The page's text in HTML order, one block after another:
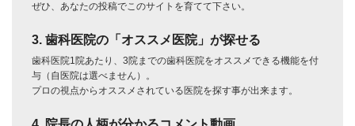
ぜひ、あなたの投稿でこのサイトを育てて下さい。
3. 歯科医院の「オススメ医院」が探せる
歯科医院1院あたり、3院までの歯科医院をオススメできる機能を付
与（自医院は選べません）。
プロの視点からオススメされている医院を探す事が出来ます。